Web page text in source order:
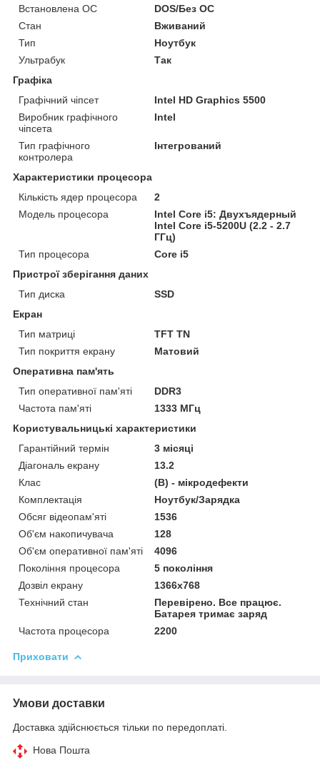
Встановлена ОС
DOS/Без ОС
Стан
Вживаний
Тип
Ноутбук
Ультрабук
Так
Графіка
Графічний чіпсет
Intel HD Graphics 5500
Виробник графічного
чіпсета
Intel
Тип графічного
контролера
Інтегрований
Характеристики процесора
Кількість ядер процесора
2
Модель процесора
Intel Core i5: Двухъядерный
Intel Core i5-5200U (2.2 - 2.7
ГГц)
Тип процесора
Core i5
Пристрої зберігання даних
Тип диска
SSD
Екран
Тип матриці
TFT TN
Тип покриття екрану
Матовий
Оперативна пам'ять
Тип оперативної пам'яті
DDR3
Частота пам'яті
1333 МГц
Користувальницькі характеристики
Гарантійний термін
3 місяці
Діагональ екрану
13.2
Клас
(В) - мікродефекти
Комплектація
Ноутбук/Зарядка
Обсяг відеопам'яті
1536
Об'єм накопичувача
128
Об'єм оперативної пам'яті
4096
Покоління процесора
5 покоління
Дозвіл екрану
1366х768
Технічний стан
Перевірено. Все працює.
Батарея тримає заряд
Частота процесора
2200
Приховати
Умови доставки
Доставка здійснюється тільки по передоплаті.
Нова Пошта